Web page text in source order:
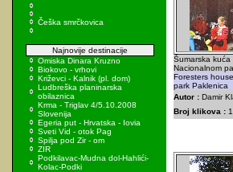
Češka smrčkovica
Najnovije destinacije
Omiska Dinara Kruzno
Biokovo - vrhovi
Križevci - Kalnik (pl. dom)
Ludbreška planinarska
obilaznica
Krma - Triglav 4/5.10.2008
Slovenija
Egeria put - Hrvatska - Iovia
Sveti Vid - otok Pag
Spilja pod Zir - om
ZIR
Podkilavac-Mudna dol-Hahlići-
Kolac-Podki
Šumarska
Nacionalnom
Foresters
park Paklenica
Autor : Damir
Broj klikova :